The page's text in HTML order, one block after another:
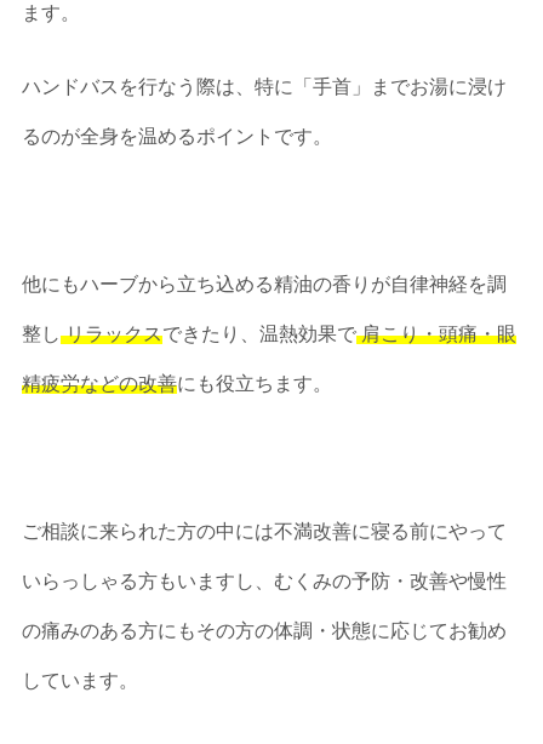
ます。
ハンドバスを行なう際は、特に「手首」までお湯に浸け
るのが全身を温めるポイントです。
他にもハーブから立ち込める精油の香りが自律神経を調
整しリラックスできたり、温熱効果で肩こり・頭痛・眼
精疲労などの改善にも役立ちます。
ご相談に来られた方の中には不満改善に寝る前にやって
いらっしゃる方もいますし、むくみの予防・改善や慢性
の痛みのある方にもその方の体調・状態に応じてお勧め
しています。